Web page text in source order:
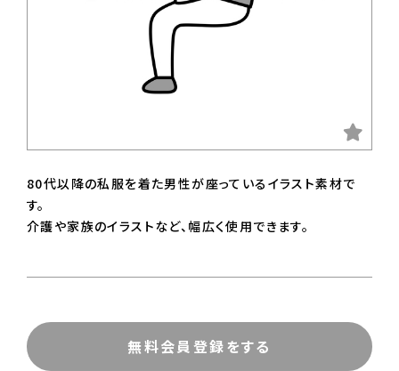
80代以降の私服を着た男性が座っているイラスト素材で
す。
介護や家族のイラストなど、幅広く使用できます。
無料会員登録をする